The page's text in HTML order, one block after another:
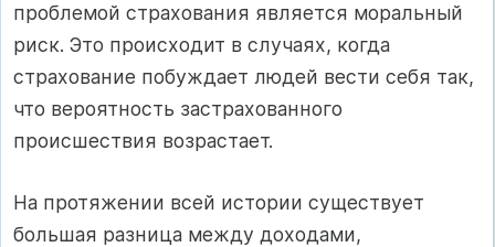
проблемой страхования является моральный
риск. Это происходит в случаях, когда
страхование побуждает людей вести себя так,
что вероятность застрахованного
происшествия возрастает.
На протяжении всей истории существует
большая разница между доходами,